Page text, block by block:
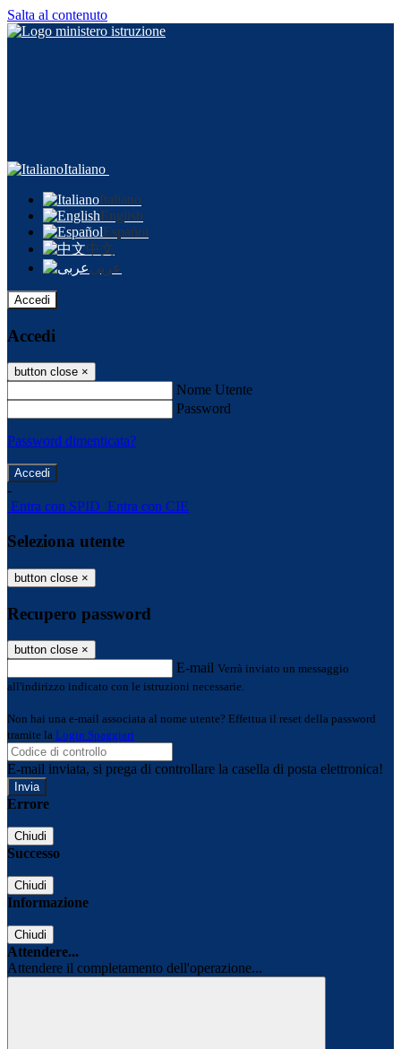
Salta al contenuto
Italiano
Italiano
English
Español
中文
عربى
Accedi
Accedi
button close ×
Nome Utente
Password
Password dimenticata?
-
Entra con SPID Entra con CIE
Seleziona utente
button close ×
Recupero password
button close ×
E-mail Verrà inviato un messaggio
all'indirizzo indicato con le istruzioni necessarie.
Non hai una e-mail associata al nome utente? Effettua il reset della password
tramite la Login Spaggiari
E-mail inviata, si prega di controllare la casella di posta elettronica!
Errore
Chiudi
Successo
Chiudi
Informazione
Chiudi
Attendere...
Attendere il completamento dell'operazione...